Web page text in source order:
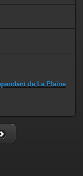
de La Plaine